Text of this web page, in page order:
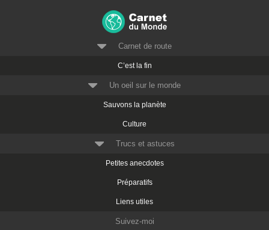
Carnet de route
C’est la fin
Un oeil sur le monde
Sauvons la planète
Culture
Trucs et astuces
Petites anecdotes
Préparatifs
Liens utiles
Suivez-moi